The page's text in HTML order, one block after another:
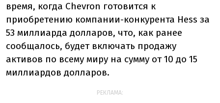
время, когда Chevron готовится к
приобретению компании-конкурента Hess за
53 миллиарда долларов, что, как ранее
сообщалось, будет включать продажу
активов по всему миру на сумму от 10 до 15
миллиардов долларов.
РЕКЛАМА: